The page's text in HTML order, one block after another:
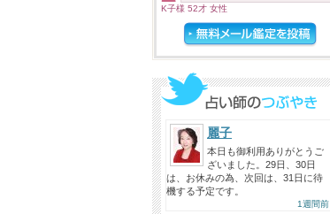
K子様 52才 女性
麗子
本日も御利用ありがとうご
ざいました。29日、30日
は、お休みの為、次回は、31日に待
機する予定です。
1週間前